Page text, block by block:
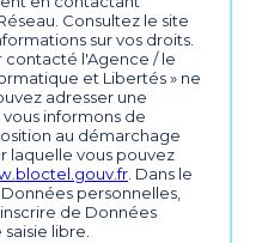
Consultez le site
sur vos droits.
contacté l'Agence / le
et Libertés » ne
adresser une
vous informons de
au démarchage
laquelle vous pouvez
. Dans le
personnelles,
de Données
libre.